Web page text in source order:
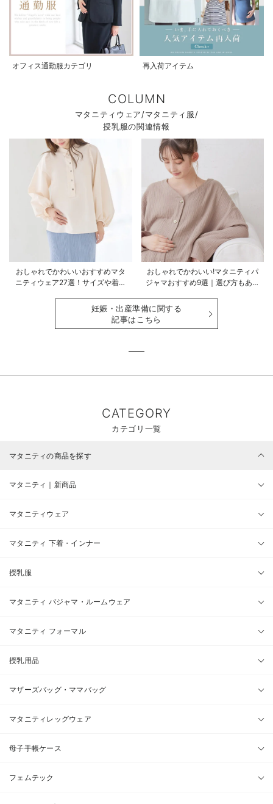
オフィス通勤服カテゴリ 再入荷アイテム
COLUMN
マタニティウェア/マタニティ服/
授乳服の関連情報
おしゃれでかわいいおすすめマタ
ニティウェア27選！サイズや着る
おしゃれでかわいい!マタニティパ
ジャマおすすめ9選｜選び方もあわ
妊娠・出産準備に関する
記事はこちら
CATEGORY
カテゴリ一覧
マタニティの商品を探す
マタニティ｜新商品
マタニティウェア
マタニティ 下着・インナー
授乳服
マタニティ パジャマ・ルームウェア
マタニティ フォーマル
授乳用品
マザーズバッグ・ママバッグ
マタニティレッグウェア
母子手帳ケース
フェムテック